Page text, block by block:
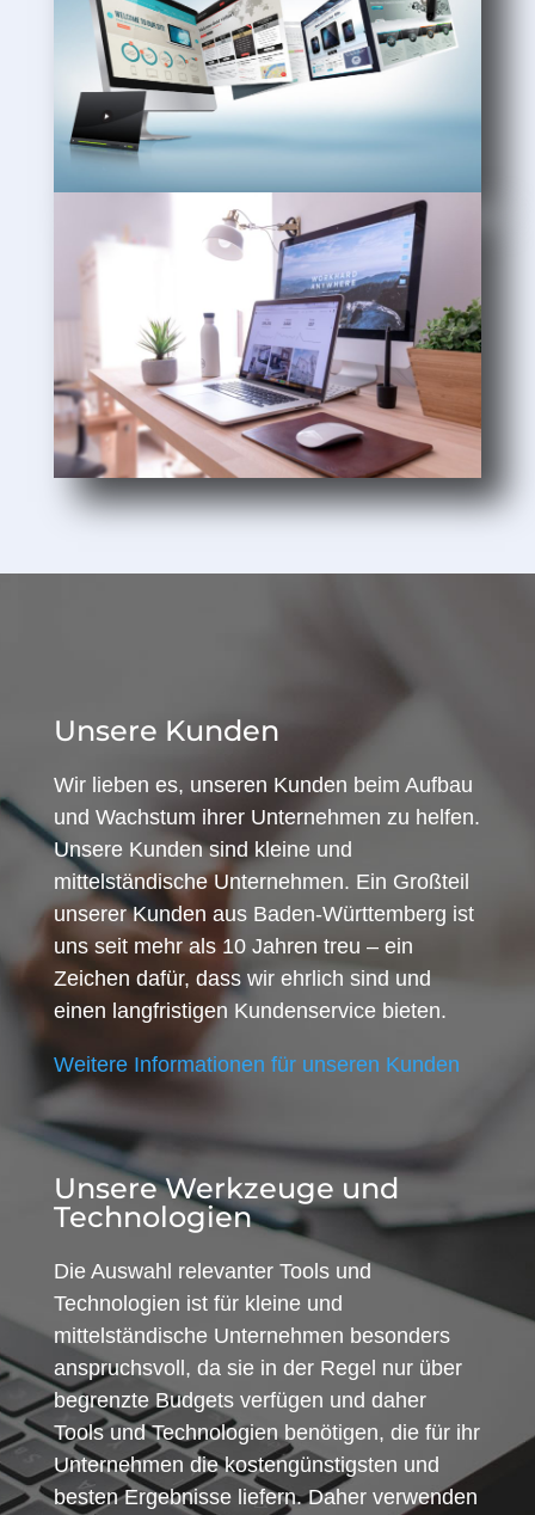
Unsere Kunden
Wir lieben es, unseren Kunden beim Aufbau
und Wachstum ihrer Unternehmen zu helfen.
Unsere Kunden sind kleine und
mittelständische Unternehmen. Ein Großteil
unserer Kunden aus Baden-Württemberg ist
uns seit mehr als 10 Jahren treu – ein
Zeichen dafür, dass wir ehrlich sind und
einen langfristigen Kundenservice bieten.
Weitere Informationen für unseren Kunden
Unsere Werkzeuge und
Technologien
Die Auswahl relevanter Tools und
Technologien ist für kleine und
mittelständische Unternehmen besonders
anspruchsvoll, da sie in der Regel nur über
begrenzte Budgets verfügen und daher
Tools und Technologien benötigen, die für ihr
Unternehmen die kostengünstigsten und
besten Ergebnisse liefern. Daher verwenden